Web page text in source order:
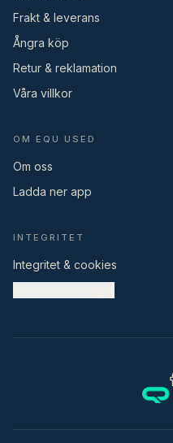
Frakt & leverans
Ångra köp
Retur & reklamation
Våra villkor
OM EQU USED
Om oss
Ladda ner app
INTEGRITET
Integritet & cookies